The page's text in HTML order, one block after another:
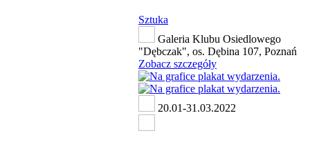
Sztuka
Galeria Klubu Osiedlowego
"Dębczak", os. Dębina 107, Poznań
Zobacz szczegóły
20.01-31.03.2022